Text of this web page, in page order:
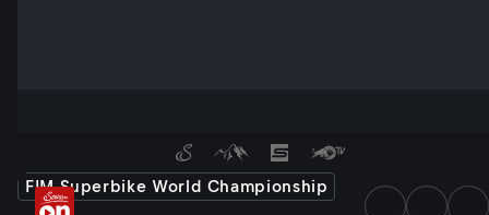
FIM Superbike World Championship